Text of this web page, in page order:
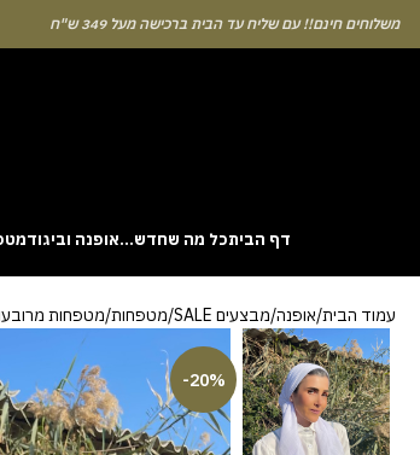
חינם!! עם שליח עד הבית ברכישה מעל 349 ש"ח
דף הביתכל מה שחדש…אופנה וביגוד
use the Aviator demo mode and familiarise yourself
Reading these guides often reveals how the
randomness for every single bet you decide to place.
עמוד הבית אופנה מבצעים SALE מטפחות מטפחות
-20%